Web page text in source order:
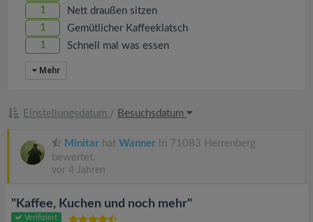
1 Nett draußen sitzen
1 Gemütlicher Kaffeeklatsch
1 Schnell mal was essen
Mehr
Einstellungsdatum / Besuchsdatum
Minitar hat Wanner in 71083 Herrenberg
bewertet.
vor 4 Jahren
"Kaffee, Kuchen und noch mehr"
Verifiziert